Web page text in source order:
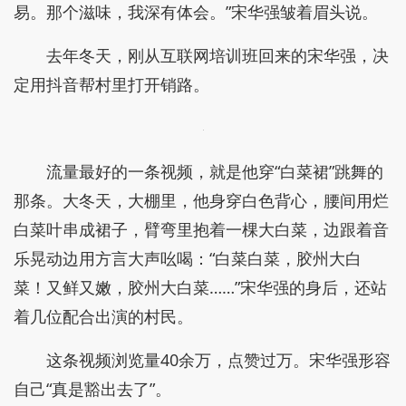
易。那个滋味，我深有体会。”宋华强皱着眉头说。
去年冬天，刚从互联网培训班回来的宋华强，决
定用抖音帮村里打开销路。
流量最好的一条视频，就是他穿“白菜裙”跳舞的
那条。大冬天，大棚里，他身穿白色背心，腰间用烂
白菜叶串成裙子，臂弯里抱着一棵大白菜，边跟着音
乐晃动边用方言大声吆喝：“白菜白菜，胶州大白
菜！又鲜又嫩，胶州大白菜……”宋华强的身后，还站
着几位配合出演的村民。
这条视频浏览量40余万，点赞过万。宋华强形容
自己“真是豁出去了”。